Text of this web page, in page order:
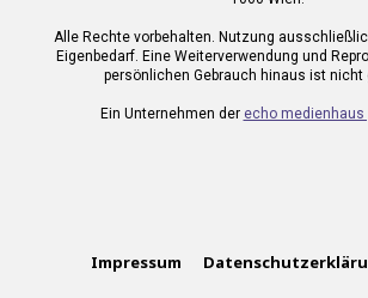
Alle Rechte vorbehalten. Nutzung
Eigenbedarf. Eine Weiterverwendung und
persönlichen Gebrauch hinaus ist nicht
Ein Unternehmen der echo medienhaus
Impressum